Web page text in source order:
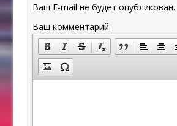
Ваш E-mail не будет опубликован.
Ваш комментарий